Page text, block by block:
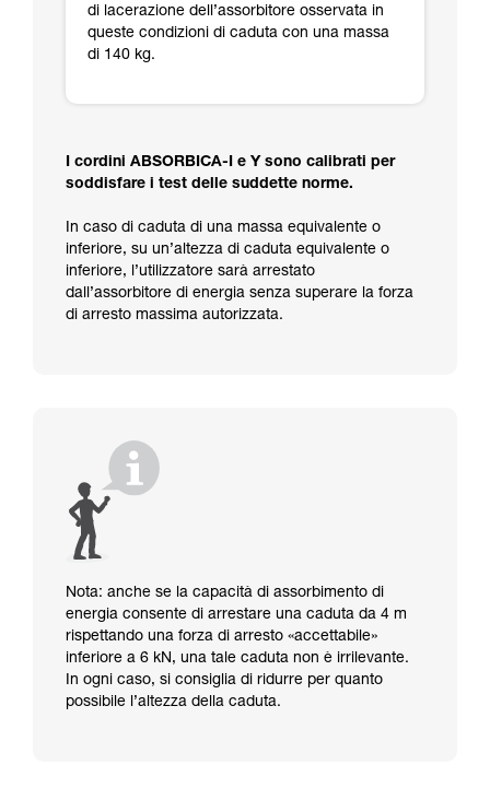
di lacerazione dell’assorbitore osservata in
queste condizioni di caduta con una massa
di 140 kg.
I cordini ABSORBICA-I e Y sono calibrati per
soddisfare i test delle suddette norme.
In caso di caduta di una massa equivalente o
inferiore, su un’altezza di caduta equivalente o
inferiore, l’utilizzatore sarà arrestato
dall’assorbitore di energia senza superare la forza
di arresto massima autorizzata.
Nota: anche se la capacità di assorbimento di
energia consente di arrestare una caduta da 4 m
rispettando una forza di arresto «accettabile»
inferiore a 6 kN, una tale caduta non è irrilevante.
In ogni caso, si consiglia di ridurre per quanto
possibile l’altezza della caduta.